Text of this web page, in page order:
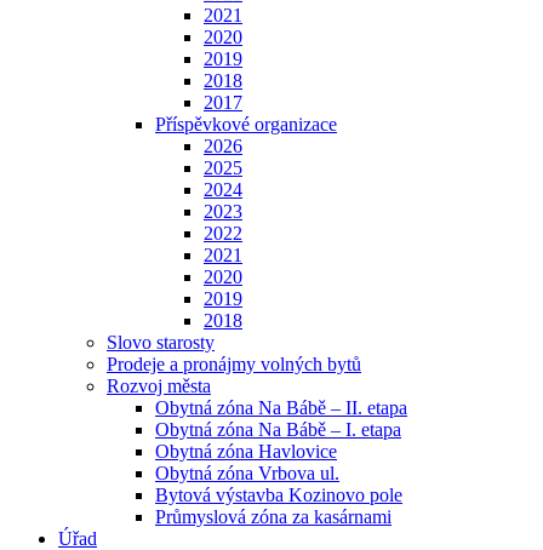
2021
2020
2019
2018
2017
Příspěvkové organizace
2026
2025
2024
2023
2022
2021
2020
2019
2018
Slovo starosty
Prodeje a pronájmy volných bytů
Rozvoj města
Obytná zóna Na Bábě – II. etapa
Obytná zóna Na Bábě – I. etapa
Obytná zóna Havlovice
Obytná zóna Vrbova ul.
Bytová výstavba Kozinovo pole
Průmyslová zóna za kasárnami
Úřad